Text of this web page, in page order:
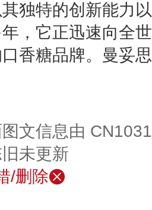
独特的创新能力
，它正迅速向全
香糖品牌。曼妥
文信息由
未更新
/删除